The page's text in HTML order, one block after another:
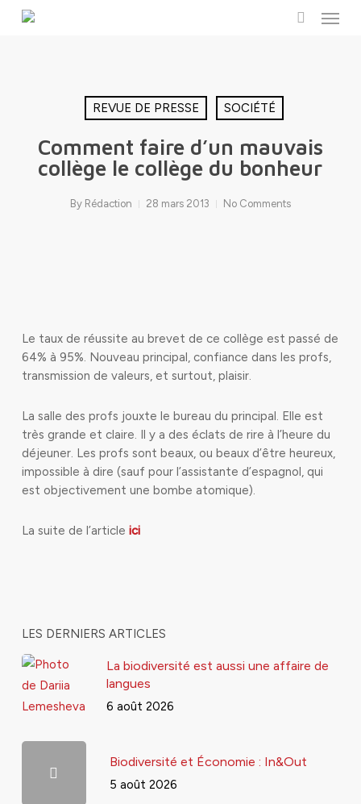
Menu
REVUE DE PRESSE SOCIÉTÉ
Comment faire d’un mauvais
collège le collège du bonheur
By Rédaction 28 mars 2013 No Comments
Le taux de réussite au brevet de ce collège est passé de
64% à 95%. Nouveau principal, confiance dans les profs,
transmission de valeurs, et surtout, plaisir.
La salle des profs jouxte le bureau du principal. Elle est
très grande et claire. Il y a des éclats de rire à l’heure du
déjeuner. Les profs sont beaux, ou beaux d’être heureux,
impossible à dire (sauf pour l’assistante d’espagnol, qui
est objectivement une bombe atomique).
La suite de l’article ici
LES DERNIERS ARTICLES
La biodiversité est aussi une affaire de
langues
6 août 2026
Biodiversité et Économie : In&Out
5 août 2026